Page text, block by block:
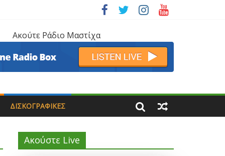
Ακούτε Ράδιο Μαστίχα
ΔΙΣΚΟΓΡΑΦΙΚΈΣ
Ακούστε Live